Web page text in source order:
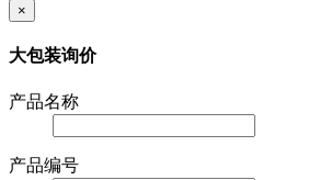
×
大包装询价
产品名称
产品编号